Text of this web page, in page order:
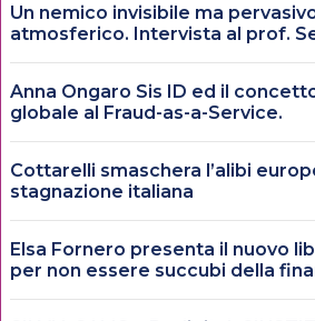
Un nemico invisibile ma
atmosferico. Intervista al prof.
Anna Ongaro Sis ID ed il
globale al Fraud-as-a-Service.
Cottarelli smaschera l’alibi
stagnazione italiana
Elsa Fornero presenta il nuovo
per non essere succubi della